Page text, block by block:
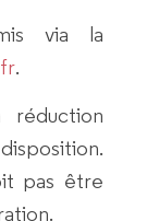
via la
.
pas être